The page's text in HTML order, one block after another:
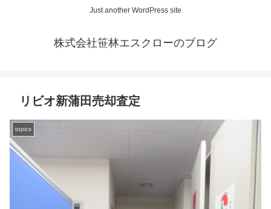
Just another WordPress site
株式会社笹林エスクローのブログ
リビオ新蒲田売却査定
topics